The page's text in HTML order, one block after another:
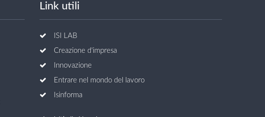
Link utili
ISI LAB
Creazione d'impresa
Innovazione
Entrare nel mondo del lavoro
Isinforma